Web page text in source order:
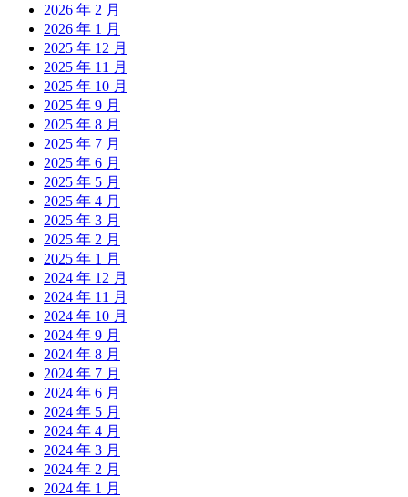
2026 年 2 月
2026 年 1 月
2025 年 12 月
2025 年 11 月
2025 年 10 月
2025 年 9 月
2025 年 8 月
2025 年 7 月
2025 年 6 月
2025 年 5 月
2025 年 4 月
2025 年 3 月
2025 年 2 月
2025 年 1 月
2024 年 12 月
2024 年 11 月
2024 年 10 月
2024 年 9 月
2024 年 8 月
2024 年 7 月
2024 年 6 月
2024 年 5 月
2024 年 4 月
2024 年 3 月
2024 年 2 月
2024 年 1 月